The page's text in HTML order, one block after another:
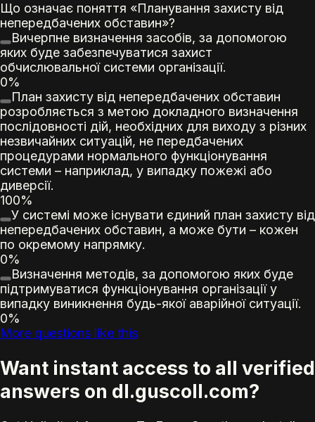
Що означає поняття «Планування захисту від
непередбачених обставин»?
Вичерпне визначення засобів, за допомогою
яких буде забезпечуватися захист
обчислювальної системи організації.
0%
План захисту від непередбачених обставин
розробляється з метою докладного визначення
послідовності дій, необхідних для виходу з різних
незвичайних ситуацій, не передбачених
процедурами нормального функціонування
системи – наприклад, у випадку пожежі або
диверсії.
100%
У системі може існувати єдиний план захисту від
непередбачених обставин, а може бути – кожен
по окремому напрямку.
0%
Визначення методів, за допомогою яких буде
підтримуватися функціонування організації у
випадку виникнення будь-якої аварійної ситуації.
0%
More questions like this
Want instant access to all verified
answers on dl.guscoll.com?